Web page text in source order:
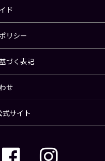
ド
リシー
づく表記
せ
式サイト